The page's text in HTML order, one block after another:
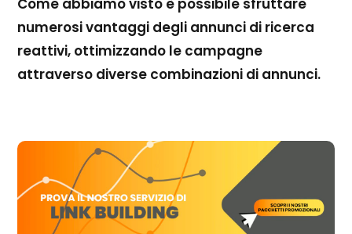
Come abbiamo visto è possibile sfruttare
numerosi vantaggi degli annunci di ricerca
reattivi, ottimizzando le campagne
attraverso diverse combinazioni di annunci.